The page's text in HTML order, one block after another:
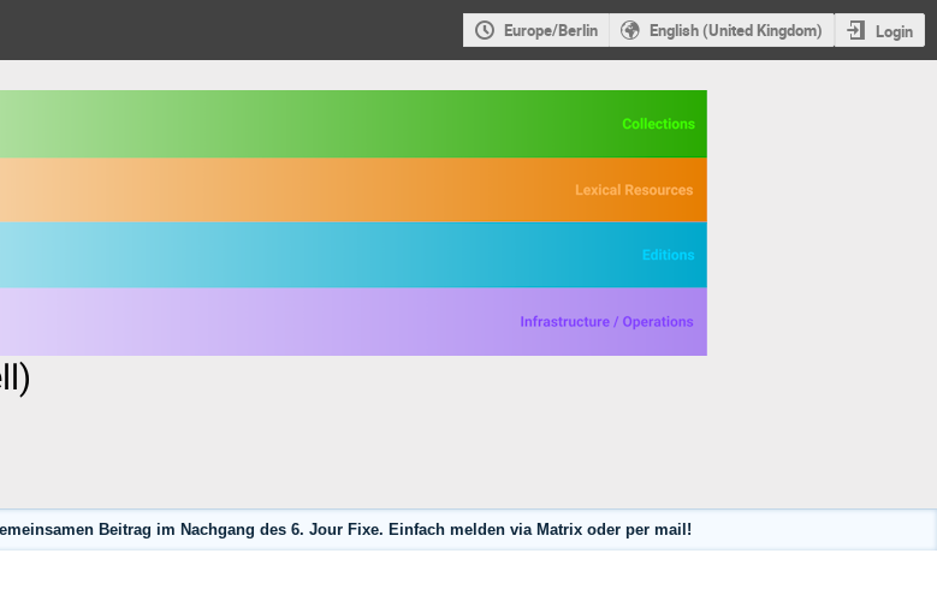
Europe/Berlin English (United Kingdom) Login
Beitrag im Nachgang des 6. Jour Fixe. Einfach melden via Matrix oder per mail!